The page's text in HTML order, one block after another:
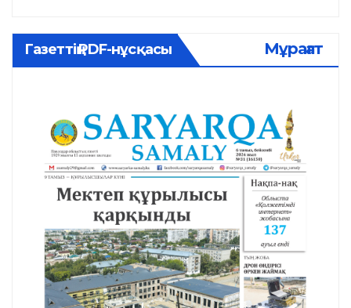
Газеттің PDF-нұсқасы Мұрағат